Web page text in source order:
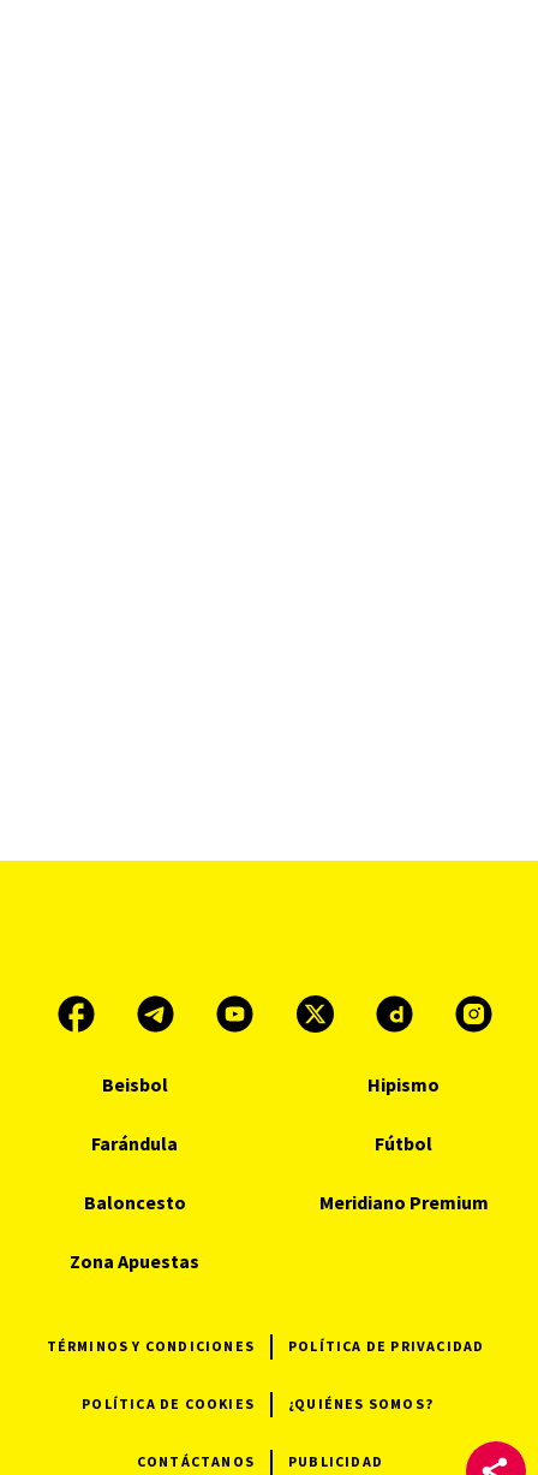
Beisbol Hipismo
Farándula Fútbol
Baloncesto Meridiano Premium
Zona Apuestas
TÉRMINOS Y CONDICIONES POLÍTICA DE PRIVACIDAD
POLÍTICA DE COOKIES ¿QUIÉNES SOMOS?
CONTÁCTANOS PUBLICIDAD